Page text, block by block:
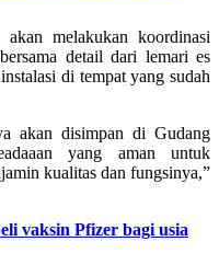
melakukan koordinasi
detail dari lemari es
di tempat yang sudah
akan disimpan di Gudang
yang aman untuk
kualitas dan fungsinya,”
vaksin Pfizer bagi usia